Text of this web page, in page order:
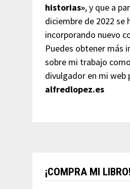
historias», y que a
diciembre de 2022 se
incorporando nuevo
Puedes obtener más
sobre mi trabajo
divulgador en mi web
alfredlopez.es
¡COMPRA MI LIBRO!